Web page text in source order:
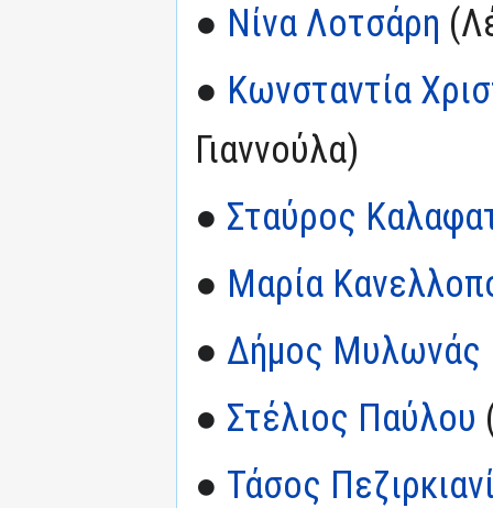
● Νίνα Λοτσάρη
● Κωνσταντία
Γιαννούλα)
● Σταύρος
● Μαρία
● Δήμος Μυλωνάς
● Στέλιος Παύλου
● Τάσος